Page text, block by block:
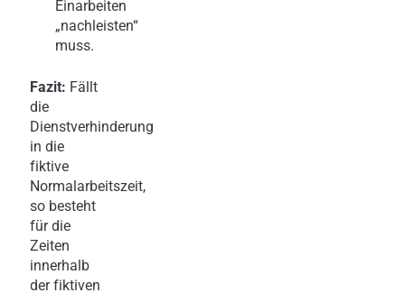
Einarbeiten
„nachleisten“
muss.
Fazit: Fällt
die
Dienstverhinderung
in die
fiktive
Normalarbeitszeit,
so besteht
für die
Zeiten
innerhalb
der fiktiven